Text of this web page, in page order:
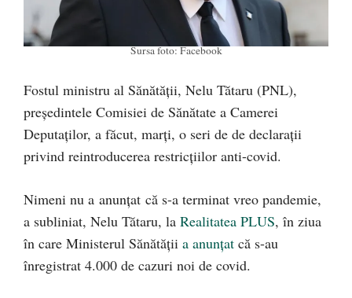
Sursa foto: Facebook
Fostul ministru al Sănătății, Nelu Tătaru (PNL),
președintele Comisiei de Sănătate a Camerei
Deputaților, a făcut, marți, o seri de de declarații
privind reintroducerea restricțiilor anti-covid.
Nimeni nu a anunțat că s-a terminat vreo pandemie,
a subliniat, Nelu Tătaru, la Realitatea PLUS, în ziua
în care Ministerul Sănătății a anunțat că s-au
înregistrat 4.000 de cazuri noi de covid.